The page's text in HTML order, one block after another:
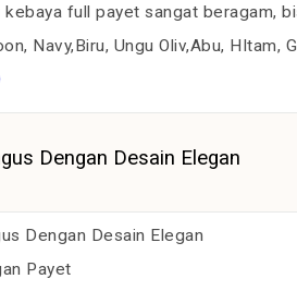
full payet sangat beragam,
Navy,Biru, Ungu Oliv,Abu, HItam,
Dengan Desain Elegan
Dengan Desain Elegan
Payet